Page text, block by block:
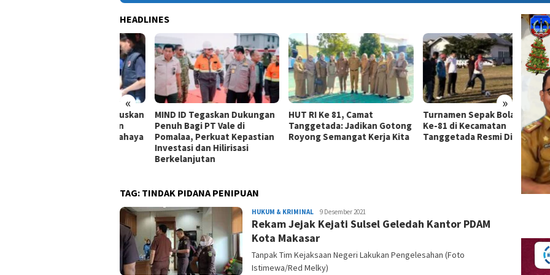
HEADLINES
« »
MIND ID Tegaskan Dukungan
Penuh Bagi PT Vale di
Pomalaa, Perkuat Kepastian
Investasi dan Hilirisasi
Berkelanjutan
HUT RI Ke 81, Camat
Tanggetada: Jadikan Gotong
Royong Semangat Kerja Kita
Turnamen Sepak Bola HUT RI
Ke-81 di Kecamatan
Tanggetada Resmi Dimulai
TAG: TINDAK PIDANA PENIPUAN
HUKUM & KRIMINALRedaksi
9 Desember 2021
Rekam Jejak Kejati Sulsel Geledah Kantor PDAM
Kota Makasar
Tanpak Tim Kejaksaan Negeri Lakukan Pengelesahan (Foto
Istimewa/Red Melky)